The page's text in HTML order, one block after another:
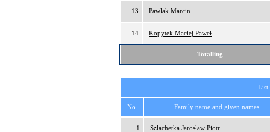
13 Pawlak Marcin
14 Kopytek Maciej Paweł
Totalling
List
No. Family name and given names
1 Szlachetka Jarosław Piotr